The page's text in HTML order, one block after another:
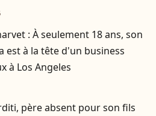
: À seulement 18 ans, son
est à la tête d'un business
à Los Angeles
père absent pour son fils